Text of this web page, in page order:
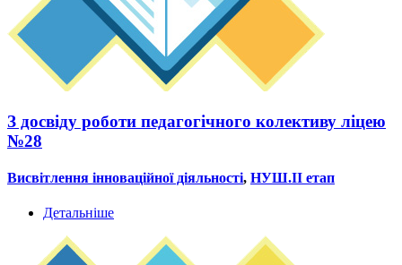
З досвіду роботи педагогічного колективу ліцею
№28
Висвітлення інноваційної діяльності, НУШ.ІІ етап
Детальніше